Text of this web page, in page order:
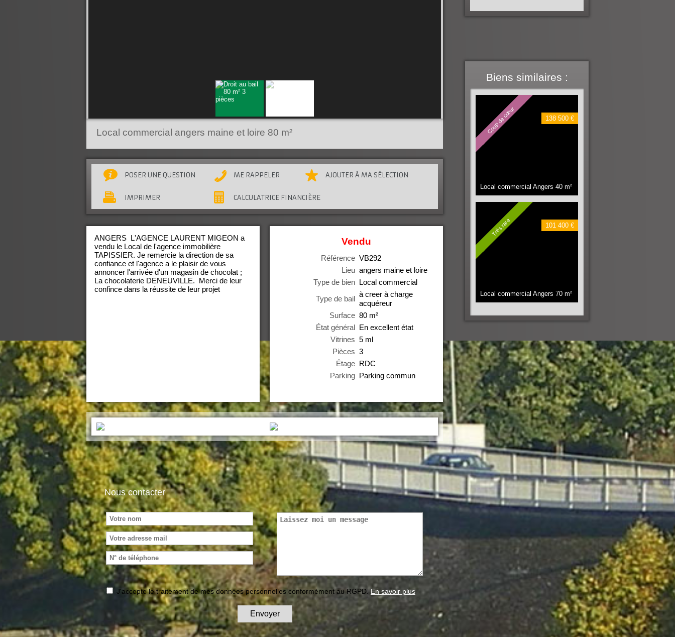
Biens similaires :
Coup de cœur 138 500 €
Local commercial Angers 40 m²
Très rare 101 400 €
Local commercial Angers 70 m²
Local commercial angers maine et loire 80 m²
POSER UNE QUESTION ME RAPPELER AJOUTER À MA SÉLECTION
IMPRIMER CALCULATRICE FINANCIÈRE
ANGERS L'AGENCE LAURENT MIGEON a
vendu le Local de l'agence immobilière
TAPISSIER. Je remercie la direction de sa
confiance et l'agence a le plaisir de vous
annoncer l'arrivée d'un magasin de chocolat ;
La chocolaterie DENEUVILLE. Merci de leur
confince dans la réussite de leur projet
Vendu
Référence VB292
Lieu angers maine et loire
Type de bien Local commercial
Type de bail
à creer à charge
acquéreur
Surface 80 m²
État général En excellent état
Vitrines 5 ml
Pièces 3
Étage RDC
Parking Parking commun
Nous contacter
J'accepte le traitement de mes données personnelles conformément au RGPD. En savoir plus